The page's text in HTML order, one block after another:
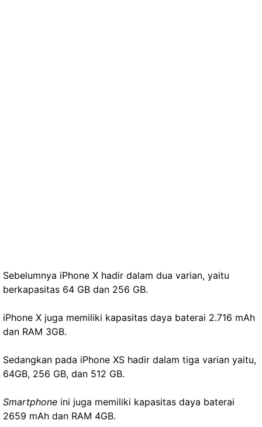
Sebelumnya iPhone X hadir dalam dua varian, yaitu
berkapasitas 64 GB dan 256 GB.
iPhone X juga memiliki kapasitas daya baterai 2.716 mAh
dan RAM 3GB.
Sedangkan pada iPhone XS hadir dalam tiga varian yaitu,
64GB, 256 GB, dan 512 GB.
Smartphone ini juga memiliki kapasitas daya baterai
2659 mAh dan RAM 4GB.